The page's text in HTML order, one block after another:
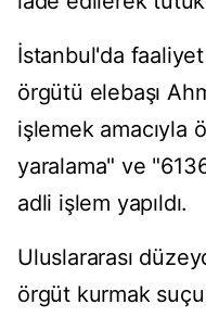
İstanbul'da
örgütü elebaşı
işlemek amacıyla
yaralama" ve
adli işlem yapıldı.
Uluslararası
örgüt kurmak